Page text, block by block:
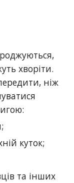
хворіти.
ніж
куток;
та інших